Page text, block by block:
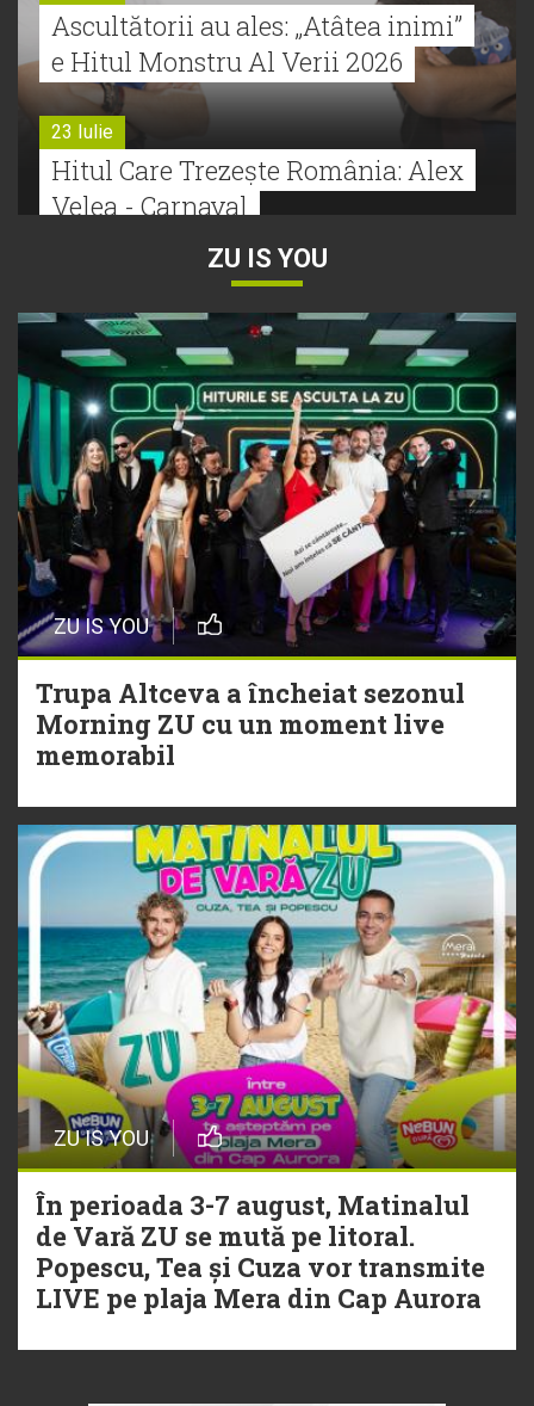
Ascultătorii au ales: „Atâtea inimi”
e Hitul Monstru Al Verii 2026
23 Iulie
Hitul Care Trezește România: Alex
Velea - Carnaval
Bătălie strânsă la Hitul Monstru Al
Verii: Cabron versus Faydee
21 Iulie
Dă volumul mai tare! Cabron vine
cu Hitul Monstru al Verii
20 Iulie
Episod nou | Muzica Aia x DJ
Christian Thomson
20 Iulie
Torpedoul lui Morar: Theo Rose -
ZU IS YOU
ZU IS YOU
Trupa Altceva a încheiat sezonul
Morning ZU cu un moment live
memorabil
ZU IS YOU
În perioada 3-7 august, Matinalul
de Vară ZU se mută pe litoral.
Popescu, Tea și Cuza vor transmite
LIVE pe plaja Mera din Cap Aurora